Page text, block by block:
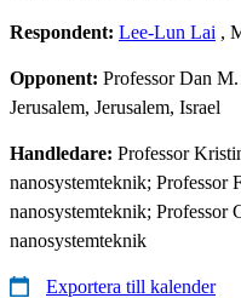
Respondent: Lee-Lun Lai ,
Opponent: Professor Dan
Jerusalem, Jerusalem, Israel
Handledare: Professor
nanosystemteknik;
nanosystemteknik; Professor
nanosystemteknik
Exportera till kalender